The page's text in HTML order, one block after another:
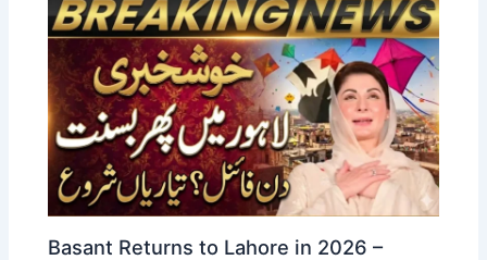
Basant Returns to Lahore in 2026 –